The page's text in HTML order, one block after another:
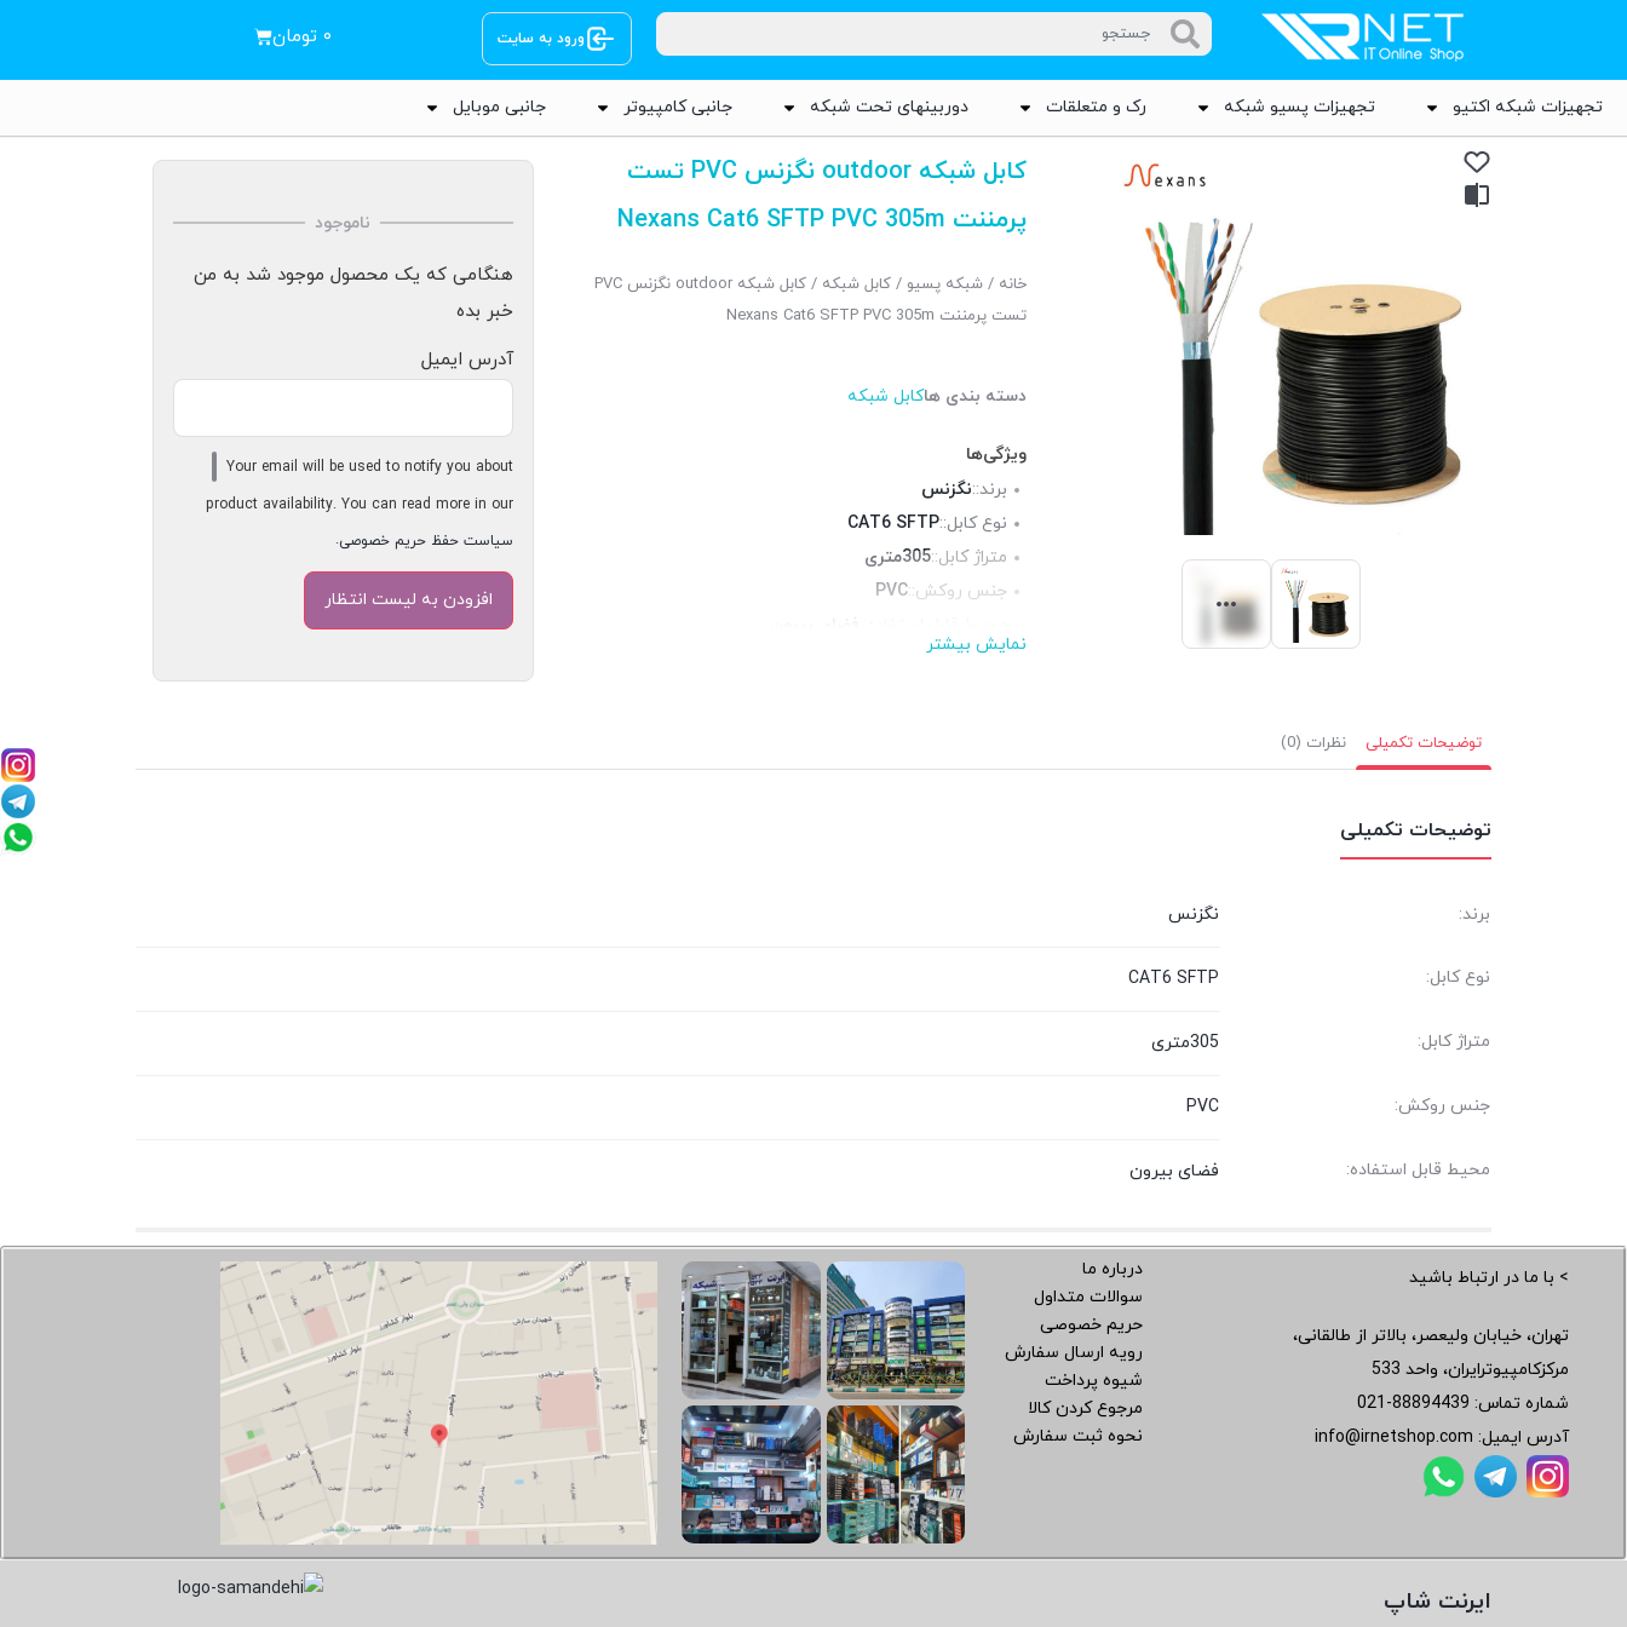
ورود به سایت ۰ تومان
تجهیزات شبکه اکتیو تجهیزات پسیو شبکه رک و متعلقات دوربینهای تحت شبکه جانبی کامپیوتر جانبی موبایل
کابل شبکه outdoor نگزنس PVC تست
پرمننت Nexans Cat6 SFTP PVC 305m
خانه /شبکه پسیو /کابل شبکه
/ کابل شبکه outdoor نگزنس PVC
تست پرمننت Nexans Cat6 SFTP PVC 305m
دسته بندی هاکابل شبکه
ویژگی‌ها
برند::نگزنس
نوع کابل::CAT6 SFTP
متراژ کابل::305متری
جنس روکش::PVC
نمایش بیشتر
ناموجود
هنگامی که یک محصول موجود شد به من
خبر بده
آدرس ایمیل
Your email will be used to notify you about
product availability. You can read more in our
سیاست حفظ حریم خصوصی.
توضیحات تکمیلی نظرات (0)
توضیحات تکمیلی
برند: نگزنس
نوع کابل: CAT6 SFTP
متراژ کابل: 305متری
جنس روکش: PVC
محیط قابل استفاده: فضای بیرون
> با ما در ارتباط باشید
تهران، خیابان ولیعصر، بالاتر از طالقانی،
مرکزکامپیوترایران، واحد 533
شماره تماس: 021-88894439
آدرس ایمیل: info@irnetshop.com
درباره ما
سوالات متداول
حریم خصوصی
رویه ارسال سفارش
شیوه پرداخت
مرجوع کردن کالا
نحوه ثبت سفارش
ایرنت شاپ